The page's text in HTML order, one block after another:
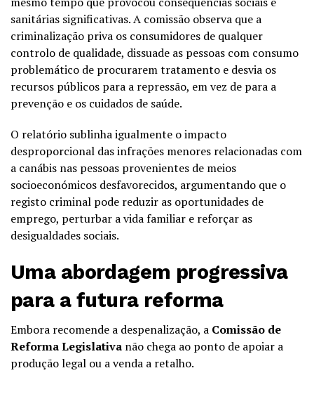
sanitárias significativas. A comissão observa que a
criminalização priva os consumidores de qualquer
controlo de qualidade, dissuade as pessoas com consumo
problemático de procurarem tratamento e desvia os
recursos públicos para a repressão, em vez de para a
prevenção e os cuidados de saúde.
O relatório sublinha igualmente o impacto
desproporcional das infrações menores relacionadas com
a canábis nas pessoas provenientes de meios
socioeconómicos desfavorecidos, argumentando que o
registo criminal pode reduzir as oportunidades de
emprego, perturbar a vida familiar e reforçar as
desigualdades sociais.
Uma abordagem progressiva
para a futura reforma
Embora recomende a despenalização, a Comissão de
Reforma Legislativa não chega ao ponto de apoiar a
produção legal ou a venda a retalho.